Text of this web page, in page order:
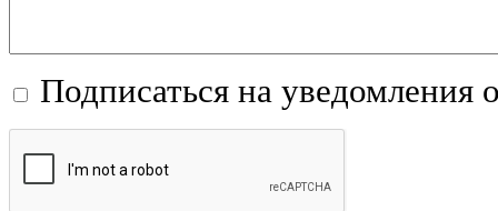
Подписаться на уведомления